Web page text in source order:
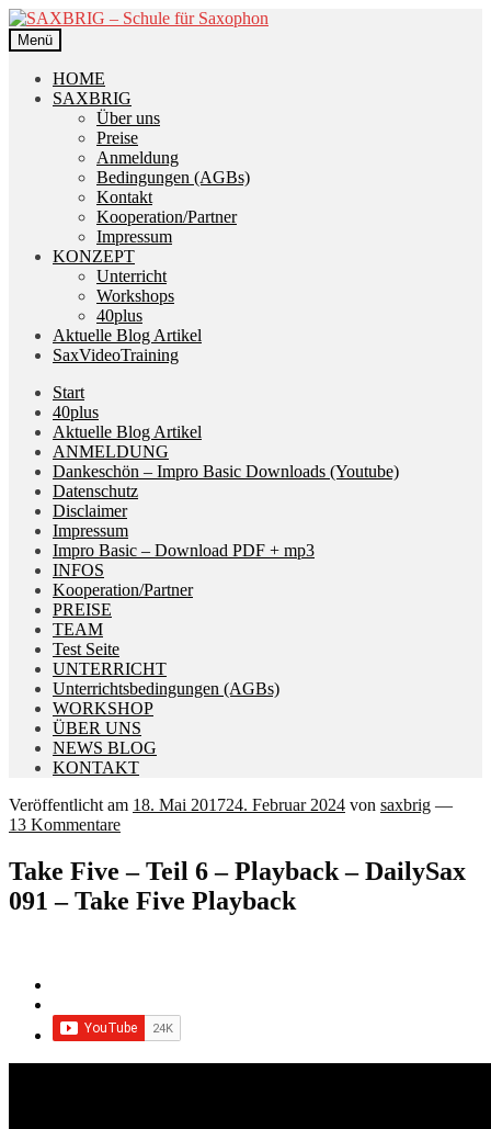
Zur
Navigation
springen
Zum
Inhalt
springen
Menü
HOME
SAXBRIG
Über uns
Preise
Anmeldung
Bedingungen (AGBs)
Kontakt
Kooperation/Partner
Impressum
KONZEPT
Unterricht
Workshops
40plus
Aktuelle Blog Artikel
SaxVideoTraining
Start
40plus
Aktuelle Blog Artikel
ANMELDUNG
Dankeschön – Impro Basic Downloads (Youtube)
Datenschutz
Disclaimer
Impressum
Impro Basic – Download PDF + mp3
INFOS
Kooperation/Partner
PREISE
TEAM
Test Seite
UNTERRICHT
Unterrichtsbedingungen (AGBs)
WORKSHOP
ÜBER UNS
NEWS BLOG
KONTAKT
Veröffentlicht am 18. Mai 201724. Februar 2024 von saxbrig —
13 Kommentare
Take Five – Teil 6 – Playback – DailySax
091 – Take Five Playback